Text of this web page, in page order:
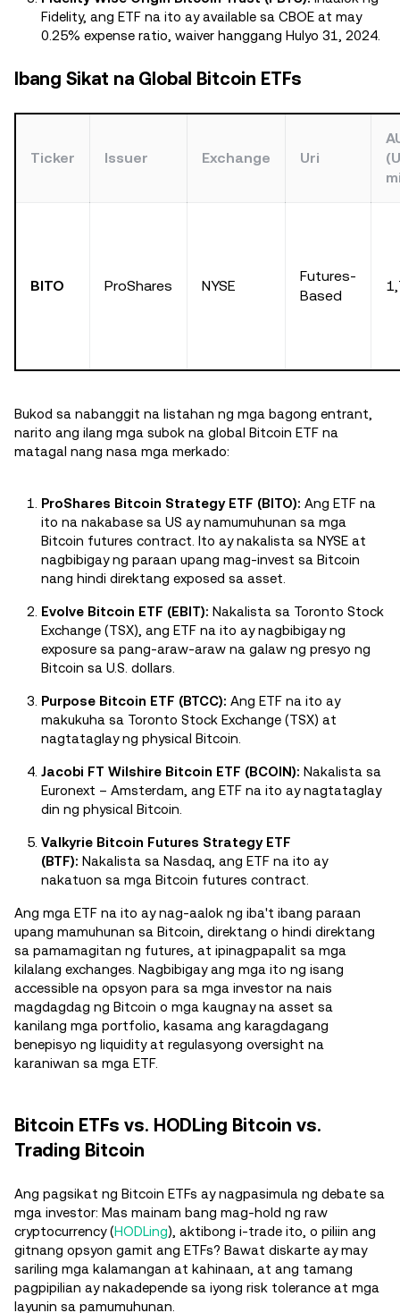
Fidelity, ang ETF na ito ay available sa CBOE at may
0.25% expense ratio, waiver hanggang Hulyo 31, 2024.
Ibang Sikat na Global Bitcoin ETFs
Ticker Issuer Exchange Uri
BITO ProShares NYSE
Futures-
Based
Bukod sa nabanggit na listahan ng mga bagong entrant,
narito ang ilang mga subok na global Bitcoin ETF na
matagal nang nasa mga merkado:
ProShares Bitcoin Strategy ETF (BITO): Ang ETF na
ito na nakabase sa US ay namumuhunan sa mga
Bitcoin futures contract. Ito ay nakalista sa NYSE at
nagbibigay ng paraan upang mag-invest sa Bitcoin
nang hindi direktang exposed sa asset.
Evolve Bitcoin ETF (EBIT): Nakalista sa Toronto Stock
Exchange (TSX), ang ETF na ito ay nagbibigay ng
exposure sa pang-araw-araw na galaw ng presyo ng
Bitcoin sa U.S. dollars.
Purpose Bitcoin ETF (BTCC): Ang ETF na ito ay
makukuha sa Toronto Stock Exchange (TSX) at
nagtataglay ng physical Bitcoin.
Jacobi FT Wilshire Bitcoin ETF (BCOIN): Nakalista sa
Euronext – Amsterdam, ang ETF na ito ay nagtataglay
din ng physical Bitcoin.
Valkyrie Bitcoin Futures Strategy ETF
(BTF): Nakalista sa Nasdaq, ang ETF na ito ay
nakatuon sa mga Bitcoin futures contract.
Ang mga ETF na ito ay nag-aalok ng iba't ibang paraan
upang mamuhunan sa Bitcoin, direktang o hindi direktang
sa pamamagitan ng futures, at ipinagpapalit sa mga
kilalang exchanges. Nagbibigay ang mga ito ng isang
accessible na opsyon para sa mga investor na nais
magdagdag ng Bitcoin o mga kaugnay na asset sa
kanilang mga portfolio, kasama ang karagdagang
benepisyo ng liquidity at regulasyong oversight na
karaniwan sa mga ETF.
Bitcoin ETFs vs. HODLing Bitcoin vs.
Trading Bitcoin
Ang pagsikat ng Bitcoin ETFs ay nagpasimula ng debate sa
mga investor: Mas mainam bang mag-hold ng raw
cryptocurrency (HODLing), aktibong i-trade ito, o piliin ang
gitnang opsyon gamit ang ETFs? Bawat diskarte ay may
sariling mga kalamangan at kahinaan, at ang tamang
pagpipilian ay nakadepende sa iyong risk tolerance at mga
layunin sa pamumuhunan.